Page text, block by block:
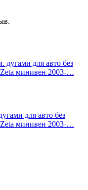
для авто без
минивен 2003-…